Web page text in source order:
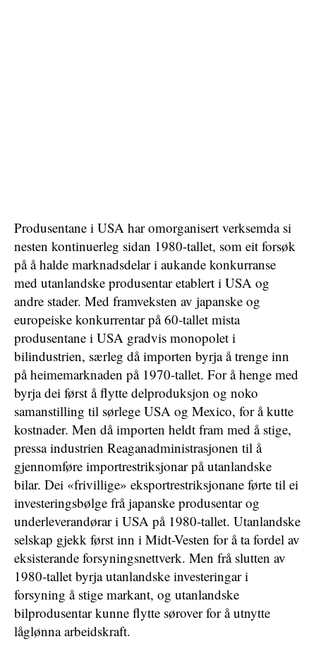
Produsentane i USA har omorganisert verksemda si
nesten kontinuerleg sidan 1980-tallet, som eit forsøk
på å halde marknadsdelar i aukande konkurranse
med utanlandske produsentar etablert i USA og
andre stader. Med framveksten av japanske og
europeiske konkurrentar på 60-tallet mista
produsentane i USA gradvis monopolet i
bilindustrien, særleg då importen byrja å trenge inn
på heimemarknaden på 1970-tallet. For å henge med
byrja dei først å flytte delproduksjon og noko
samanstilling til sørlege USA og Mexico, for å kutte
kostnader. Men då importen heldt fram med å stige,
pressa industrien Reaganadministrasjonen til å
gjennomføre importrestriksjonar på utanlandske
bilar. Dei «frivillige» eksportrestriksjonane førte til ei
investeringsbølge frå japanske produsentar og
underleverandørar i USA på 1980-tallet. Utanlandske
selskap gjekk først inn i Midt-Vesten for å ta fordel av
eksisterande forsyningsnettverk. Men frå slutten av
1980-tallet byrja utanlandske investeringar i
forsyning å stige markant, og utanlandske
bilprodusentar kunne flytte sørover for å utnytte
låglønna arbeidskraft.